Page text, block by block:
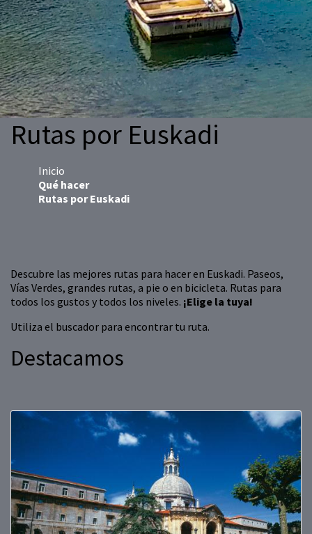
Rutas por Euskadi
Inicio
Qué hacer
Rutas por Euskadi
Descubre las mejores rutas para hacer en Euskadi. Paseos,
Vías Verdes, grandes rutas, a pie o en bicicleta. Rutas para
todos los gustos y todos los niveles. ¡Elige la tuya!
Utiliza el buscador para encontrar tu ruta.
Destacamos